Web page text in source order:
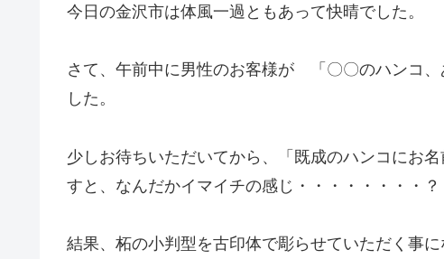
今日の金沢市は体風一過ともあって快晴でした。
さて、午前中に男性のお客様が 「〇〇のハンコ
した。
少しお待ちいただいてから、「既成のハンコにお
すと、なんだかイマイチの感じ・・・・・・・・？
結果、柘の小判型を古印体で彫らせていただく事に